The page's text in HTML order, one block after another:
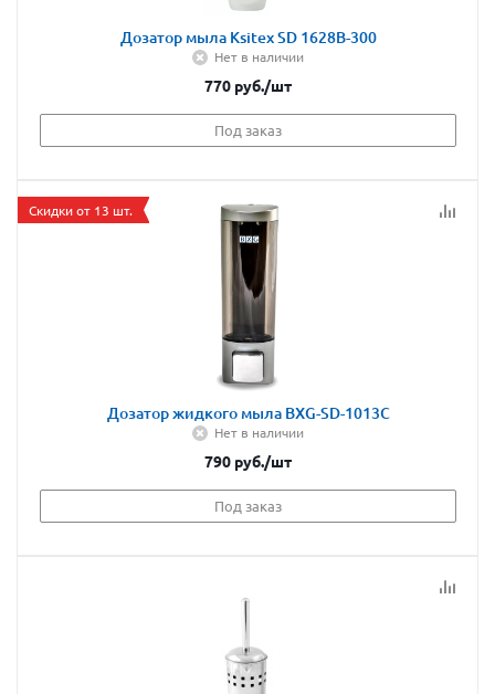
Дозатор мыла Ksitex SD 1628В-300
Нет в наличии
770 руб./шт
Под заказ
Скидки от 13 шт.
Дозатор жидкого мыла BXG-SD-1013C
Нет в наличии
790 руб./шт
Под заказ